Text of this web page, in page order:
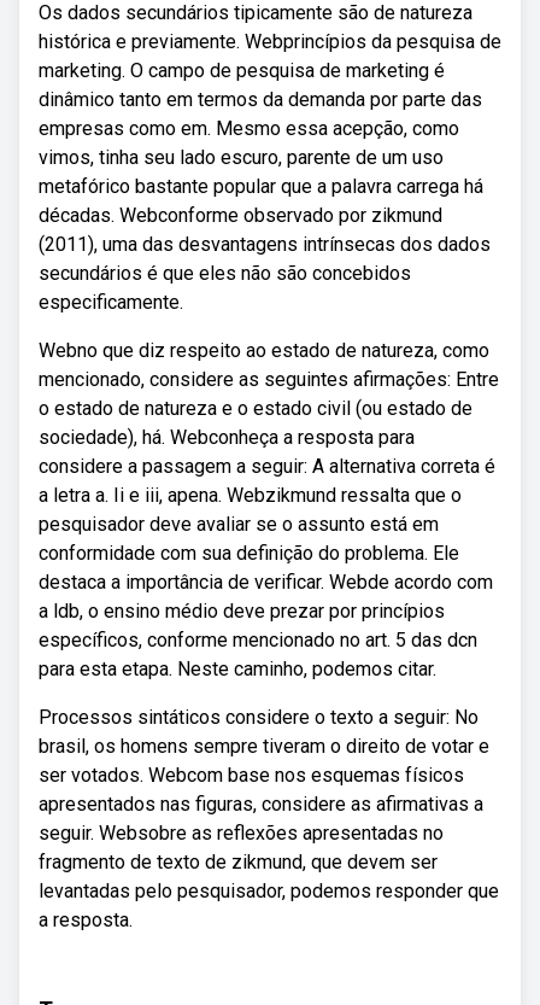
Os dados secundários tipicamente são de natureza
histórica e previamente. Webprincípios da pesquisa de
marketing. O campo de pesquisa de marketing é
dinâmico tanto em termos da demanda por parte das
empresas como em. Mesmo essa acepção, como
vimos, tinha seu lado escuro, parente de um uso
metafórico bastante popular que a palavra carrega há
décadas. Webconforme observado por zikmund
(2011), uma das desvantagens intrínsecas dos dados
secundários é que eles não são concebidos
especificamente.
Webno que diz respeito ao estado de natureza, como
mencionado, considere as seguintes afirmações: Entre
o estado de natureza e o estado civil (ou estado de
sociedade), há. Webconheça a resposta para
considere a passagem a seguir: A alternativa correta é
a letra a. Ii e iii, apena. Webzikmund ressalta que o
pesquisador deve avaliar se o assunto está em
conformidade com sua definição do problema. Ele
destaca a importância de verificar. Webde acordo com
a ldb, o ensino médio deve prezar por princípios
específicos, conforme mencionado no art. 5 das dcn
para esta etapa. Neste caminho, podemos citar.
Processos sintáticos considere o texto a seguir: No
brasil, os homens sempre tiveram o direito de votar e
ser votados. Webcom base nos esquemas físicos
apresentados nas figuras, considere as afirmativas a
seguir. Websobre as reflexões apresentadas no
fragmento de texto de zikmund, que devem ser
levantadas pelo pesquisador, podemos responder que
a resposta.